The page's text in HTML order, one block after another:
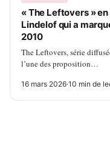
« The Leftovers »
Lindelof qui a
2010
The Leftovers, série
l’une des proposition…
16 mars 2026·10 min de